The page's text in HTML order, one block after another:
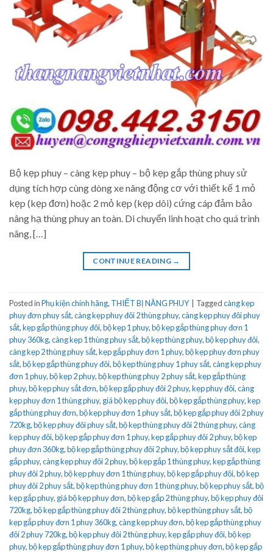
Bộ kẹp phuy – càng kẹp phuy – bộ kẹp gắp thùng phuy sử
dụng tích hợp cùng dòng xe nâng động cơ với thiết kế 1 mỏ
kẹp (kẹp đơn) hoặc 2 mỏ kẹp (kẹp dôi) cứng cáp đảm bảo
nâng hạ thùng phuy an toàn. Di chuyển linh hoạt cho quá trình
nâng, […]
CONTINUE READING →
Posted inPhụ kiện chính hãng, THIẾT BỊ NÂNG PHUY Taggedcàng kẹp
phuy đơn phuy sắt,càng kẹp phuy đôi 2 thùng phuy,càng kẹp phuy đôi phuy
sắt,kẹp gắp thùng phuy đôi,bộ kẹp 1 phuy,bộ kẹp gắp thùng phuy đơn 1
phuy 360kg,càng kẹp 1 thùng phuy sắt,bộ kẹp thùng phuy,bộ kẹp phuy đôi,
càng kẹp 2 thùng phuy sắt,kẹp gắp phuy đơn 1 phuy,bộ kẹp phuy đơn phuy
sắt,bộ kẹp gắp thùng phuy đôi,bộ kẹp thùng phuy 1 phuy sắt,càng kẹp phuy
đơn 1 phuy,bộ kẹp 2 phuy,bộ kẹp thùng phuy 2 phuy sắt,kẹp gắp thùng
phuy,bộ kẹp phuy sắt đơn,bộ kẹp gắp phuy đôi 2 phuy,kẹp phuy đôi,càng
kẹp phuy đơn 1 thùng phuy, giá bộ kẹp phuy đôi,bộ kẹp gắp thùng phuy,kẹp
gắp thùng phuy đơn,bộ kẹp phuy đơn 1 phuy sắt,bộ kẹp gắp phuy đôi 2 phuy
720kg,bộ kẹp phuy đôi phuy sắt,bộ kẹp thùng phuy đôi 2 thùng phuy,càng
kẹp phuy đôi,bộ kẹp gắp phuy đơn 1 phuy,kẹp gắp phuy đôi 2 phuy,bộ kẹp
phuy đơn 360kg,bộ kẹp gắp thùng phuy đôi 2 phuy,bộ kẹp phuy sắt đôi,kẹp
gắp phuy,càng kẹp phuy đôi 2 phuy,bộ kẹp gắp 1 thùng phuy,kẹp gắp thùng
phuy đôi 2 phuy,bộ kẹp phuy đơn 1 thùng phuy,bộ kẹp gắp phuy đôi,bộ kẹp
phuy đôi 2 phuy sắt,bộ kẹp thùng phuy đơn 1 thùng phuy,bộ kẹp phuy sắt,bộ
kẹp gắp phuy, giá bộ kẹp phuy đơn,bộ kẹp gắp 2 thùng phuy,bộ kẹp phuy đôi
720kg,bộ kẹp gắp thùng phuy đôi 2 thùng phuy,bộ kẹp thùng phuy sắt,bộ
kẹp gắp phuy đơn 1 phuy 360kg,càng kẹp phuy đơn,bộ kẹp gắp thùng phuy
đôi 2 phuy 720kg,bộ kẹp phuy đôi 2 thùng phuy,kẹp gắp phuy đôi,bộ kẹp
phuy,bộ kẹp gắp thùng phuy đơn 1 phuy,bộ kẹp thùng phuy đơn,bộ kẹp gắp